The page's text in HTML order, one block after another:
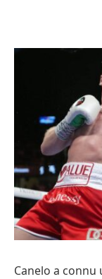
Canelo a